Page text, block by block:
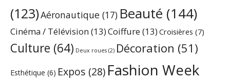
(123)Aéronautique (17) Beauté (144)
Cinéma / Télévision(13)Coiffure(13) Croisières (7)
Culture (64) Deux roues (2) Décoration (51)
Esthétique (6) Expos (28) Fashion Week